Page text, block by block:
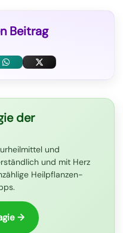
Beitrag
W
s
A
p
X
i
der
und
und mit Herz
Heilpflanzen-
→